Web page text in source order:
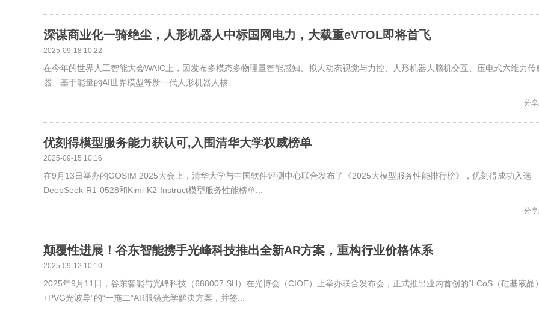
深谋商业化一骑绝尘，人形机器人中标国网电力，大载重eVTOL即将首飞
2025-09-18 10:22
在今年的世界人工智能大会WAIC上，因发布多模态多物理量智能感知、拟人动态视觉与力控、人形机器人脑机交互、压电式六维力传
器、基于能量的AI世界模型等新一代人形机器人核...
分享
优刻得模型服务能力获认可,入围清华大学权威榜单
2025-09-15 10:16
在9月13日举办的GOSIM 2025大会上，清华大学与中国软件评测中心联合发布了《2025大模型服务性能排行榜》，优刻得成功入选
DeepSeek-R1-0528和Kimi-K2-Instruct模型服务性能榜单...
分享
颠覆性进展！谷东智能携手光峰科技推出全新AR方案，重构行业价格体系
2025-09-12 10:10
2025年9月11日，谷东智能与光峰科技（688007.SH）在光博会（CIOE）上举办联合发布会，正式推出业内首创的“LCoS（硅基液晶）
+PVG光波导”的“一拖二”AR眼镜光学解决方案，并签...